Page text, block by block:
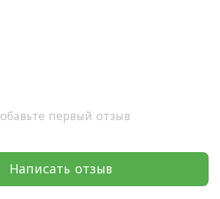
первый отзыв
Написать отзыв